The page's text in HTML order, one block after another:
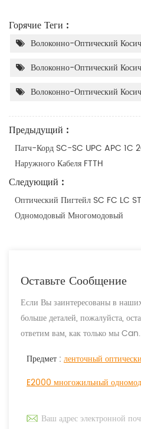
Горячие Теги :
Волоконно-Оптический
Волоконно-Оптический
Волоконно-Оптический
Предыдущий :
Патч-Корд SC-SC UPC APC 1C
Наружного Кабеля FTTH
Следующий :
Оптический Пигтейл SC FC LC
Одномодовый Многомодовый
Оставьте Сообщение
Если Вы заинтересованы в
больше деталей, пожалуйста,
ответим вам, как только мы Can.
Предмет : ленточный
E2000 многожильный